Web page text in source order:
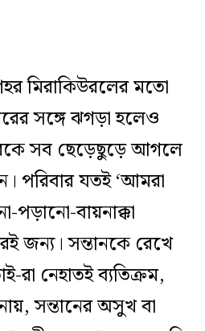
মিরাকিউরলের মতো
সঙ্গে ঝগড়া হলেও
সব ছেড়েছুড়ে আগলে
পরিবার যতই ‘আমরা
পড়ানো-বায়নাক্কা
জন্য। সন্তানকে রেখে
রা নেহাতই ব্যতিক্রম,
সন্তানের অসুখ বা